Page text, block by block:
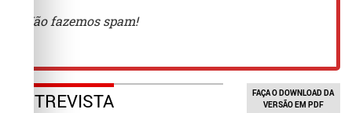
ENTREVISTA
FAÇA O DOWNLOAD DA
VERSÃO EM PDF